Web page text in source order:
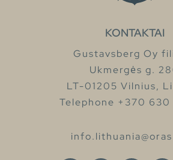
KONTAKTAI
Gustavsberg Oy
Ukmergės g.
LT-01205 Vilnius,
Telephone +370